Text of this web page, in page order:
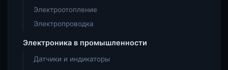
Электроотопление
Электропроводка
Электроника в промышленности
Датчики и индикаторы